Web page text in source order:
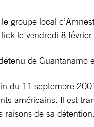
groupe local
le vendredi 8
de Guantanamo
du 11 septembre
américains. Il est
raisons de sa détention.